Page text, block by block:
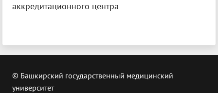
аккредитационного центра
© Башкирский государственный медицинский
университет